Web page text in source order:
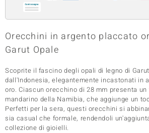
Orecchini in argento placcato
Garut Opale
Scoprite il fascino degli opali di legno di
dall'Indonesia, elegantemente incastonati in
oro. Ciascun orecchino di 28 mm presenta
mandarino della Namibia, che aggiunge un
Perfetti per la sera, questi orecchini si
sia casual che formale, rendendoli
collezione di gioielli.